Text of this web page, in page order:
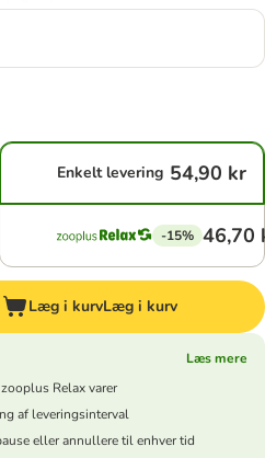
Enkelt levering 54,90 kr
-15% 46,70
Læg i kurvLæg i kurv
Læs mere
Relax varer
af leveringsinterval
eller annullere til enhver tid